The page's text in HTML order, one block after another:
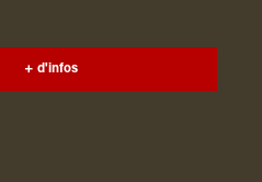
+ d'infos